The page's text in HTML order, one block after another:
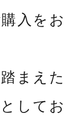
入をお
まえた
してお